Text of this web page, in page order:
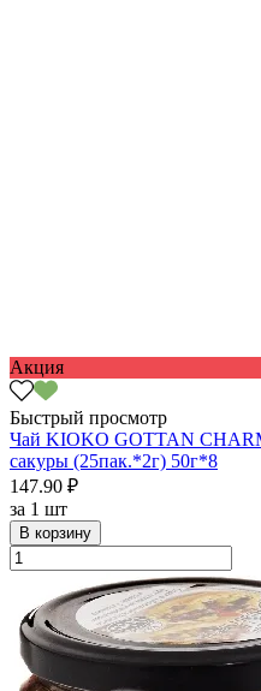
Акция
Быстрый просмотр
Чай KIOKO GOTTAN
сакуры (25пак.*2г) 50г*8
147.90 ₽
за 1 шт
В корзину